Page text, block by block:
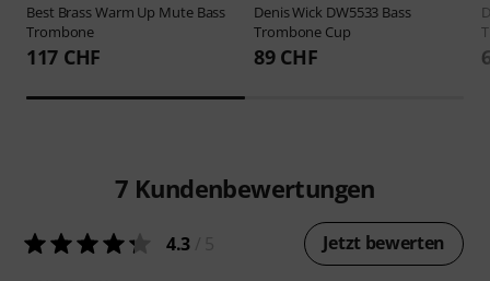
Best BrassWarm Up Mute Bass
Trombone
117 CHF
Denis Wick DW5533 Bass
Trombone Cup
89 CHF
7 Kundenbewertungen
4.3 Jetzt bewerten